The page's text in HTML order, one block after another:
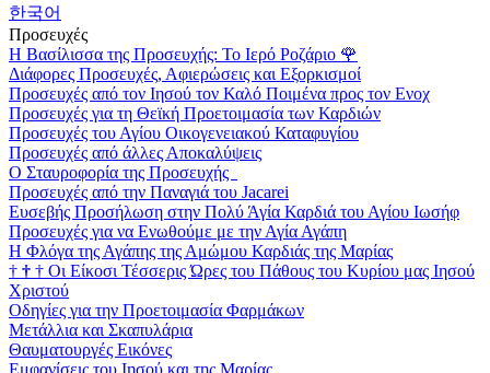
한국어
Προσευχές
Η Βασίλισσα της Προσευχής: Το Ιερό Ροζάριο 🌹
Διάφορες Προσευχές, Αφιερώσεις και Εξορκισμοί
Προσευχές από τον Ιησού τον Καλό Ποιμένα προς τον Ενοχ
Προσευχές για τη Θεϊκή Προετοιμασία των Καρδιών
Προσευχές του Αγίου Οικογενειακού Καταφυγίου
Προσευχές από άλλες Αποκαλύψεις
Ο Σταυροφορία της Προσευχής
Προσευχές από την Παναγιά του Jacarei
Ευσεβής Προσήλωση στην Πολύ Άγία Καρδιά του Αγίου Ιωσήφ
Προσευχές για να Ενωθούμε με την Αγία Αγάπη
Η Φλόγα της Αγάπης της Αμώμου Καρδιάς της Μαρίας
† † † Οι Είκοσι Τέσσερις Ώρες του Πάθους του Κυρίου μας Ιησού
Χριστού
Οδηγίες για την Προετοιμασία Φαρμάκων
Μετάλλια και Σκαπυλάρια
Θαυματουργές Εικόνες
Εμφανίσεις του Ιησού και της Μαρίας